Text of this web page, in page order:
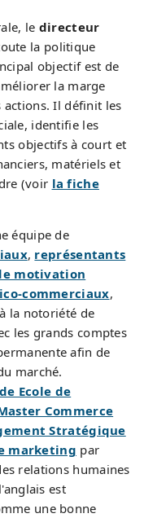
le directeur
la politique
objectif est de
la marge
actions. Il définit les
identifie les
objectifs à court et
matériels et
(voir la fiche
équipe de
, représentants
motivation
commerciaux,
la notoriété de
les grands comptes
afin de
marché.
Ecole de
Commerce
Stratégique
marketing par
relations humaines
est
une bonne